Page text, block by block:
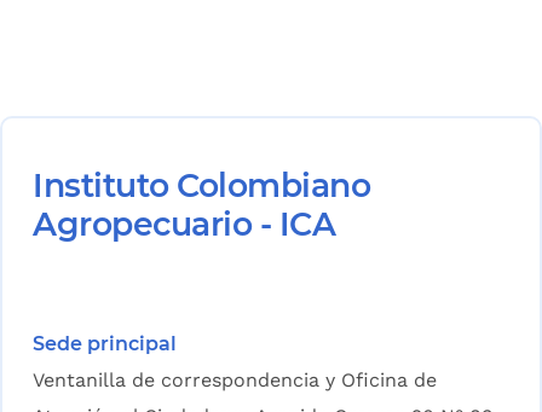
Instituto Colombiano
Agropecuario - ICA
Sede principal
Ventanilla de correspondencia y Oficina de